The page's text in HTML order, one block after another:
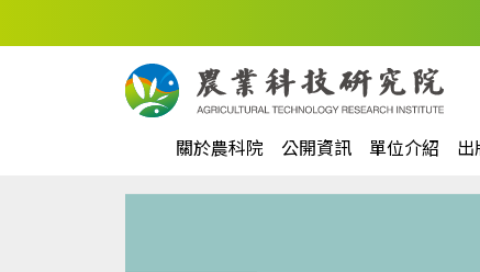
關於農科院 公開資訊 單位介紹 出